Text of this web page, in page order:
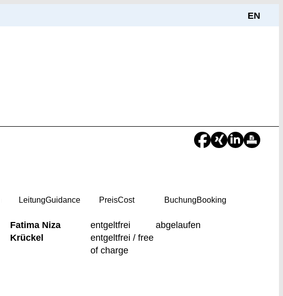
EN
LeitungGuidance PreisCost BuchungBooking
Fatima Niza
Krückel
entgeltfrei
entgeltfrei / free
of charge
abgelaufen